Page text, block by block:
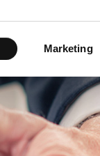
Marketing